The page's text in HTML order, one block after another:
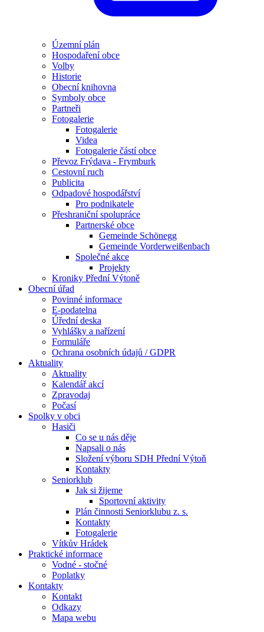
Územní plán
Hospodaření obce
Volby
Historie
Obecní knihovna
Symboly obce
Partneři
Fotogalerie
Fotogalerie
Videa
Fotogalerie částí obce
Převoz Frýdava - Frymburk
Cestovní ruch
Publicita
Odpadové hospodářství
Pro podnikatele
Přeshraniční spolupráce
Partnerské obce
Gemeinde Schönegg
Gemeinde Vorderweißenbach
Společné akce
Projekty
Kroniky Přední Výtoně
Obecní úřad
Povinné informace
E-podatelna
Úřední deska
Vyhlášky a nařízení
Formuláře
Ochrana osobních údajů / GDPR
Aktuality
Aktuality
Kalendář akcí
Zpravodaj
Počasí
Spolky v obci
Hasiči
Co se u nás děje
Napsali o nás
Složení výboru SDH Přední Výtoň
Kontakty
Seniorklub
Jak si žijeme
Sportovní aktivity
Plán činnosti Seniorklubu z. s.
Kontakty
Fotogalerie
Vítkův Hrádek
Praktické informace
Vodné - stočné
Poplatky
Kontakty
Kontakt
Odkazy
Mapa webu